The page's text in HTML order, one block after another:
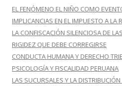
r
:
EL FENÓMENO EL NIÑO COMO
IMPLICANCIAS EN EL IMPUESTO A LA
LA CONFISCACIÓN SILENCIOSA DE
RIGIDEZ QUE DEBE CORREGIRSE
CONDUCTA HUMANA Y DERECHO
PSICOLOGÍA Y FISCALIDAD PERUANA
LAS SUCURSALES Y LA